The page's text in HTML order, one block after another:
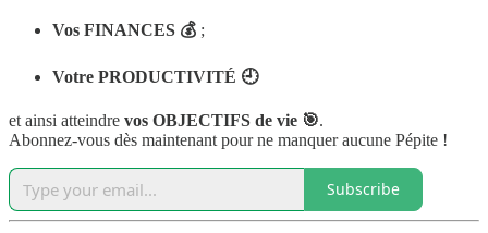
Vos FINANCES 💰 ;
Votre PRODUCTIVITÉ 🕘
et ainsi atteindre vos OBJECTIFS de vie 🎯.
Abonnez-vous dès maintenant pour ne manquer aucune Pépite !
Subscribe